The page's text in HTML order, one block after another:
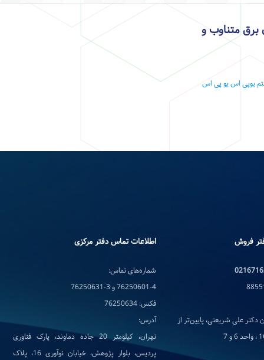
برق متناوب و
یوپی اسیو پی اس
اطلاعات تماس دفتر مرکزی
شماره‌های تماس:
76250601-4 و 3-76250631
فکس: 76250634
آدرس:
تهران، کیلومتر 20 جاده دماوند، پارک فناوری
پردیس، بلوار پژوهش، خیابان نوآوری 16، پلاک
فروش
دکتر علی شریعتی، پایین‌تر از